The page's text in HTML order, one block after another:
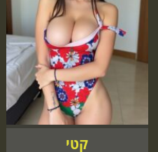
קטי